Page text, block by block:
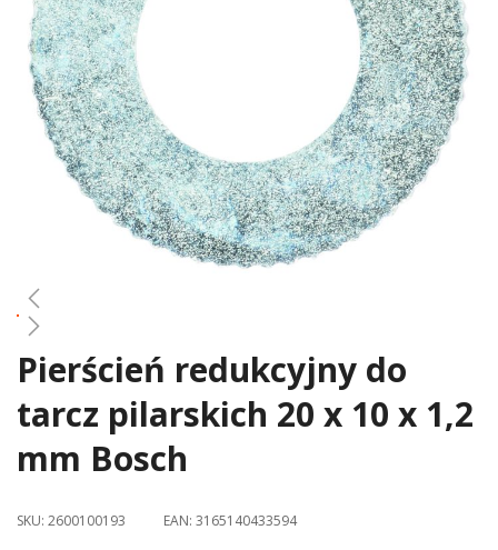
gallery
Skip
the
beginning
of
images
Pierścień redukcyjny do
tarcz pilarskich 20 x 10 x 1,2
mm Bosch
SKU: 2600100193 EAN: 3165140433594